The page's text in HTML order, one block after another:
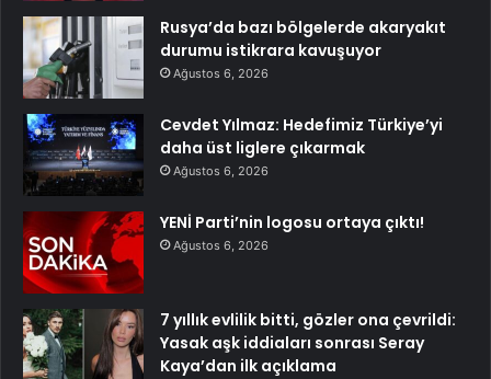
Rusya’da bazı bölgelerde akaryakıt
durumu istikrara kavuşuyor
Ağustos 6, 2026
Cevdet Yılmaz: Hedefimiz Türkiye’yi
daha üst liglere çıkarmak
Ağustos 6, 2026
YENİ Parti’nin logosu ortaya çıktı!
Ağustos 6, 2026
7 yıllık evlilik bitti, gözler ona çevrildi:
Yasak aşk iddiaları sonrası Seray
Kaya’dan ilk açıklama